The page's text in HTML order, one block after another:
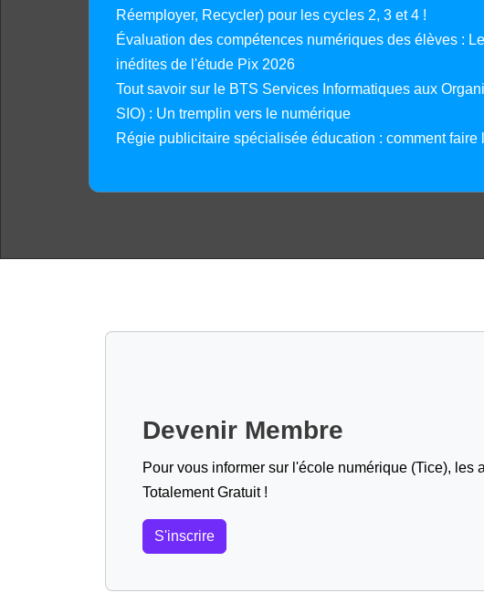
Réemployer, Recycler) pour les cycles 2, 3 et 4 !
Évaluation des compétences numériques des élèves :
inédites de l'étude Pix 2026
Tout savoir sur le BTS Services Informatiques aux
SIO) : Un tremplin vers le numérique
Régie publicitaire spécialisée éducation : comment faire
Devenir Membre
Pour vous informer sur l'école numérique (Tice),
Totalement Gratuit !
S'inscrire